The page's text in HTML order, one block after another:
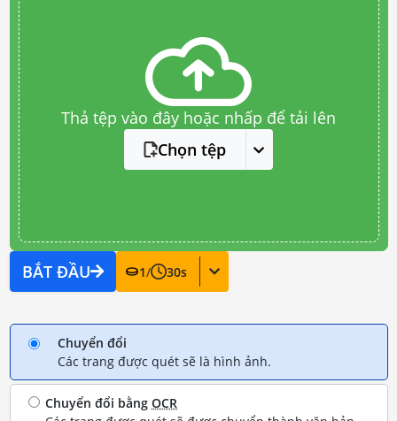
Thả tệp vào đây hoặc nhấp để tải lên
Chọn tệp
BẮT ĐẦU 1/ 30s
Chuyển đổi
Các trang được quét sẽ là hình ảnh.
Chuyển đổi bằngOCR